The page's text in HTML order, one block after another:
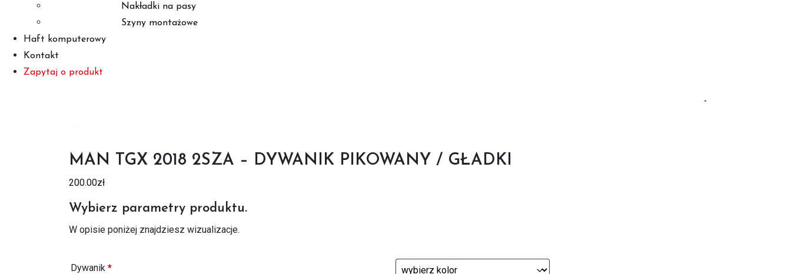
Nakładki na pasy
Szyny montażowe
Haft komputerowy
Kontakt
Zapytaj o produkt
MAN TGX 2018 2SZA – DYWANIK PIKOWANY / GŁADKI
200.00zł
Wybierz parametry produktu.
W opisie poniżej znajdziesz wizualizacje.
Dywanik *